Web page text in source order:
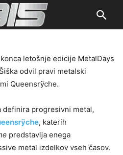
letošnje edicije MetalDays
odvil pravi metalski
Queensrÿche.
definira progresivni metal,
, katerih
predstavlja enega
metal izdelkov vseh časov.